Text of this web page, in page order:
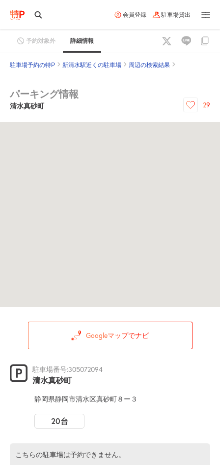
会員登録 駐車場貸出
予約対象外 詳細情報
駐車場予約の特P 新清水駅近くの駐車場 周辺の検索結果
パーキング情報
清水真砂町 29
Googleマップでナビ
駐車場番号:305072094
清水真砂町
静岡県静岡市清水区真砂町８ー３
20台
こちらの駐車場は予約できません。